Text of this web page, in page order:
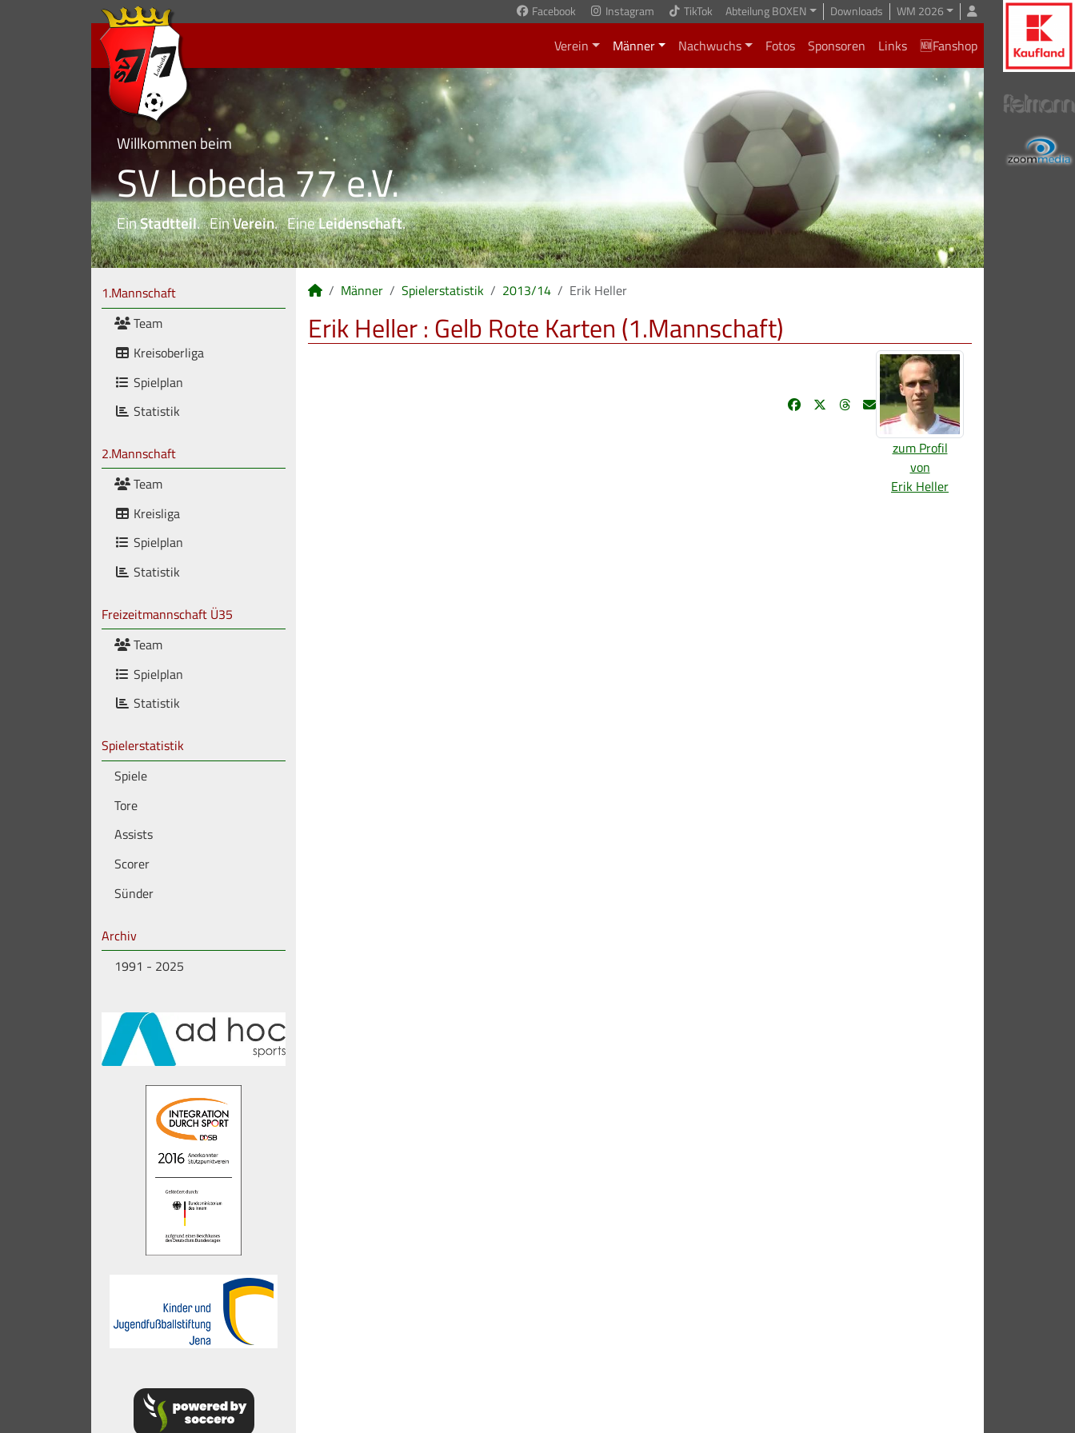
Facebook Instagram TikTok Abteilung BOXEN Downloads WM 2026
Verein Männer Nachwuchs Fotos Sponsoren Links 🆕Fanshop
Willkommen beim
SV Lobeda 77 e.V.
EinStadtteil. EinVerein. EineLeidenschaft.
1.Mannschaft
Team
Kreisoberliga
Spielplan
Statistik
2.Mannschaft
Team
Kreisliga
Spielplan
Statistik
Freizeitmannschaft Ü35
Team
Spielplan
Statistik
Spielerstatistik
Spiele
Tore
Assists
Scorer
Sünder
Archiv
1991 - 2025
Männer Spielerstatistik 2013/14 Erik Heller
Erik Heller : Gelb Rote Karten (1.Mannschaft)
zum Profil
von
Erik Heller